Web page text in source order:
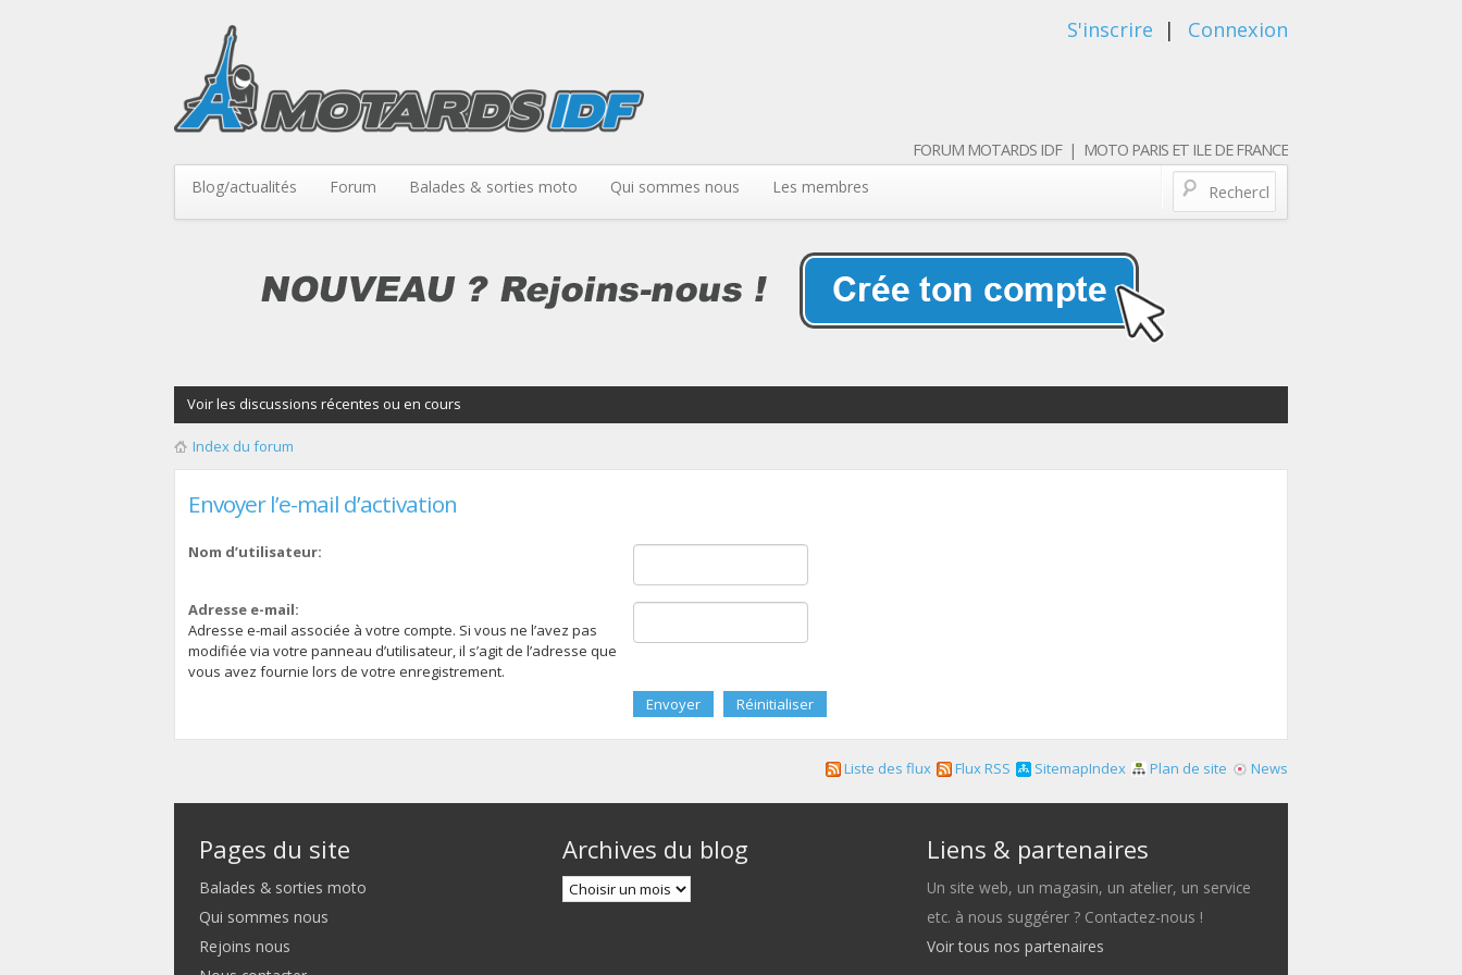
S'inscrire | Connexion
FORUM MOTARDS IDF | MOTO PARIS ET ILE DE FRANCE
Blog/actualités Forum Balades & sorties moto Qui sommes nous Les membres
Voir les discussions récentes ou en cours
Index du forum
Envoyer l’e-mail d’activation
Nom d’utilisateur:
Adresse e-mail:
Adresse e-mail associée à votre compte. Si vous ne l’avez pas
modifiée via votre panneau d’utilisateur, il s’agit de l’adresse que
vous avez fournie lors de votre enregistrement.
News
Plan de site
SitemapIndex
Flux RSS
Liste des flux
Pages du site
Balades & sorties moto
Qui sommes nous
Rejoins nous
Archives du blog Liens & partenaires
Un site web, un magasin, un atelier, un service
etc. à nous suggérer ? Contactez-nous !
Voir tous nos partenaires